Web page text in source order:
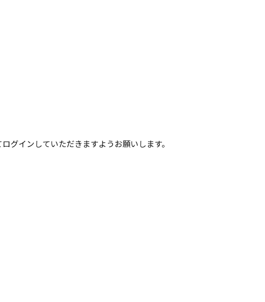
インしていただきますようお願いします。